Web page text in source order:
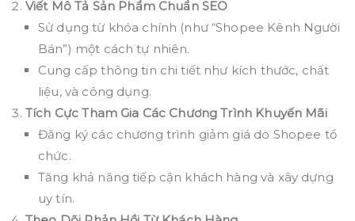
Viết Mô Tả Sản Phẩm Chuẩn SEO
Sử dụng từ khóa chính (như “Shopee Kênh Người
Bán”) một cách tự nhiên.
Cung cấp thông tin chi tiết như kích thước, chất
liệu, và công dụng.
Tích Cực Tham Gia Các Chương Trình Khuyến Mãi
Đăng ký các chương trình giảm giá do Shopee tổ
chức.
Tăng khả năng tiếp cận khách hàng và xây dựng
uy tín.